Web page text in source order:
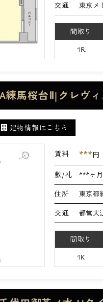
交通 東京メ
間取り
1R
練馬桜台Ⅱ|クレヴ
建物情報はこちら
賃料 ***円
敷/礼 ***ヶ
住所 東京都
交通 都営大
間取り
1K